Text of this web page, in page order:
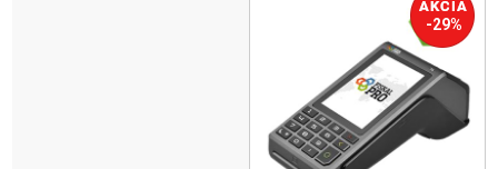
-29%